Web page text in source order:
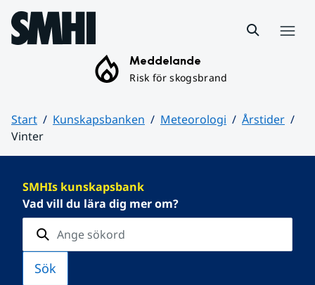
Hoppa till sidans innehåll
Meddelande
Risk för skogsbrand
Start Kunskapsbanken Meteorologi
Årstider
Vinter
SMHIs kunskapsbank
Vad vill du lära dig mer om?